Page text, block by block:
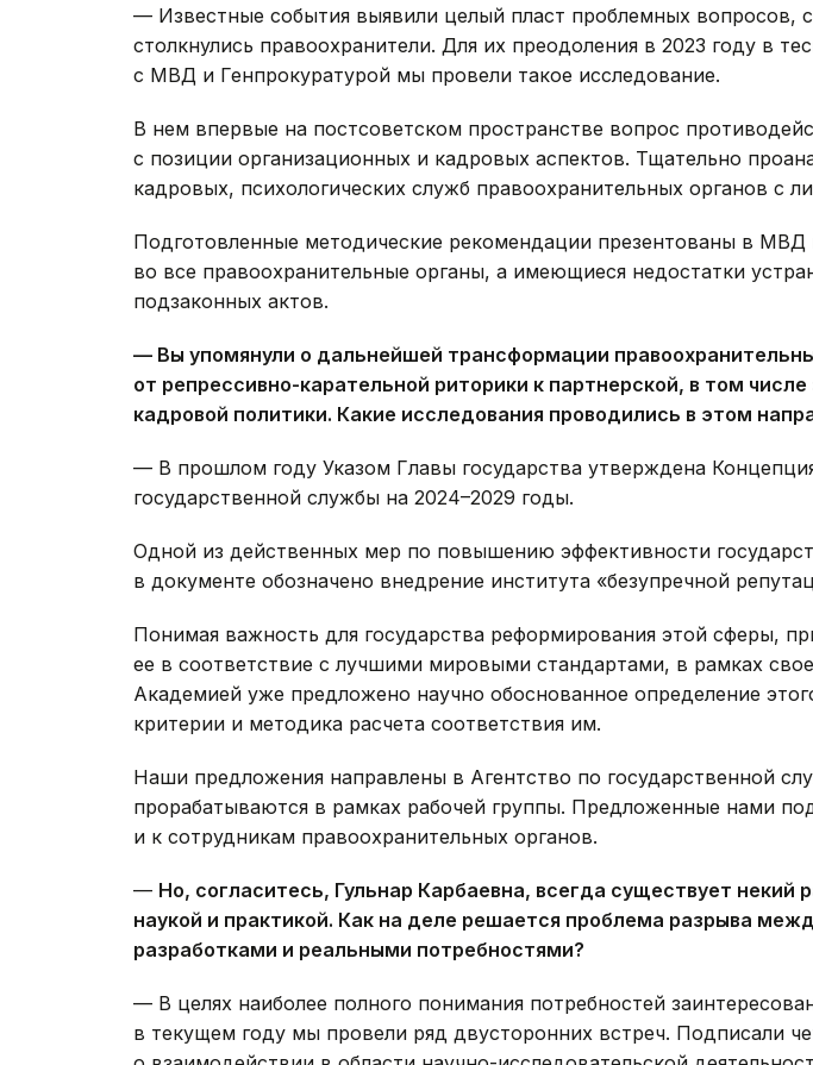
— Известные события выявили целый пласт проблемных вопросов,
столкнулись правоохранители. Для их преодоления в 2023 году в
с МВД и Генпрокуратурой мы провели такое исследование.
В нем впервые на постсоветском пространстве вопрос
с позиции организационных и кадровых аспектов. Тщательно
кадровых, психологических служб правоохранительных органов с
Подготовленные методические рекомендации презентованы в МВД
во все правоохранительные органы, а имеющиеся недостатки
подзаконных актов.
— Вы упомянули о дальнейшей трансформации
от репрессивно-карательной риторики к партнерской, в том
кадровой политики. Какие исследования проводились в этом
— В прошлом году Указом Главы государства утверждена
государственной службы на 2024–2029 годы.
Одной из действенных мер по повышению эффективности
в документе обозначено внедрение института «безупречной
Понимая важность для государства реформирования этой сферы,
ее в соответствие с лучшими мировыми стандартами, в рамках
Академией уже предложено научно обоснованное определение
критерии и методика расчета соответствия им.
Наши предложения направлены в Агентство по государственной
прорабатываются в рамках рабочей группы. Предложенные нами
и к сотрудникам правоохранительных органов.
— Но, согласитесь, Гульнар Карбаевна, всегда существует некий
наукой и практикой. Как на деле решается проблема разрыва
разработками и реальными потребностями?
— В целях наиболее полного понимания потребностей
в текущем году мы провели ряд двусторонних встреч. Подписали